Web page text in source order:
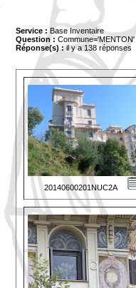
Service : Base Inventaire
Question : Commune='MENTON'
Réponse(s) :il y a 138 réponses
20140600201NUC2A